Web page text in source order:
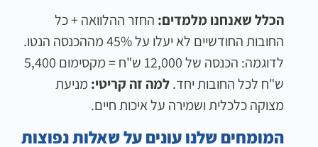
הכלל שאנחנו מלמדים: החזר ההלוואה + כל
החובות החודשיים לא יעלו על 45% מההכנסה הנטו.
לדוגמה: הכנסה של 12,000 ש"ח = מקסימום 5,400
ש"ח לכל החובות יחד.למה זה קריטי: מניעת
מצוקה כלכלית ושמירה על איכות חיים.
המומחים שלנו עונים על שאלות נפוצות